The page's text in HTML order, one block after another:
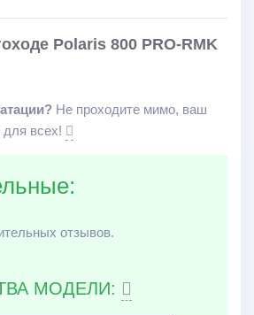
Polaris 800 PRO-RMK
Не проходите мимо, ваш
всех!
отзывов.
МОДЕЛИ: